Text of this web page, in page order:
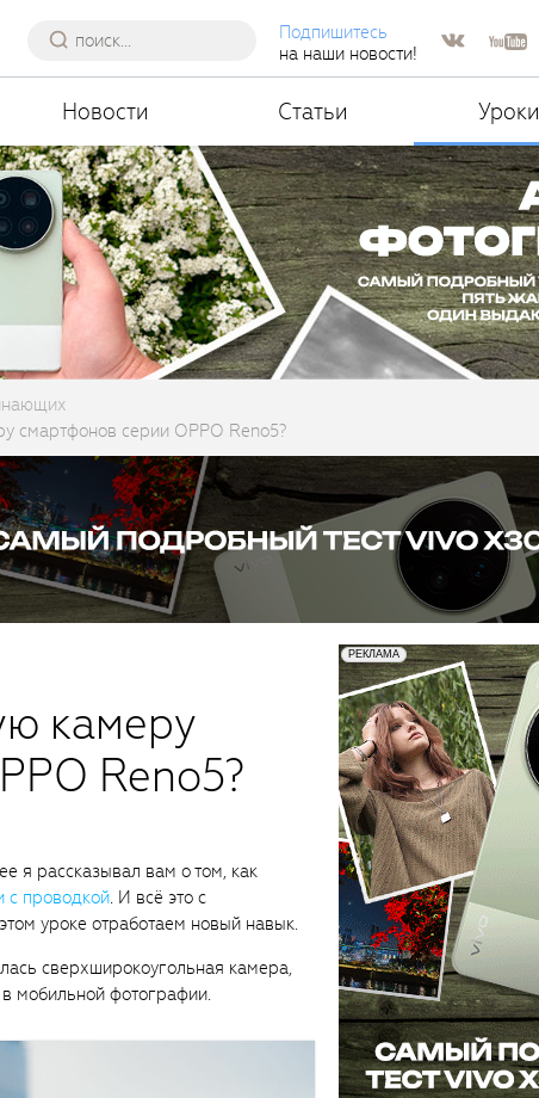
Подпишитесь
на наши новости!
Новости Статьи Уроки
смартфонов серии OPPO Reno5?
камеру
Reno5?
я рассказывал вам о том, как
с проводкой. И всё это с
уроке отработаем новый навык.
сверхширокоугольная камера,
мобильной фотографии.